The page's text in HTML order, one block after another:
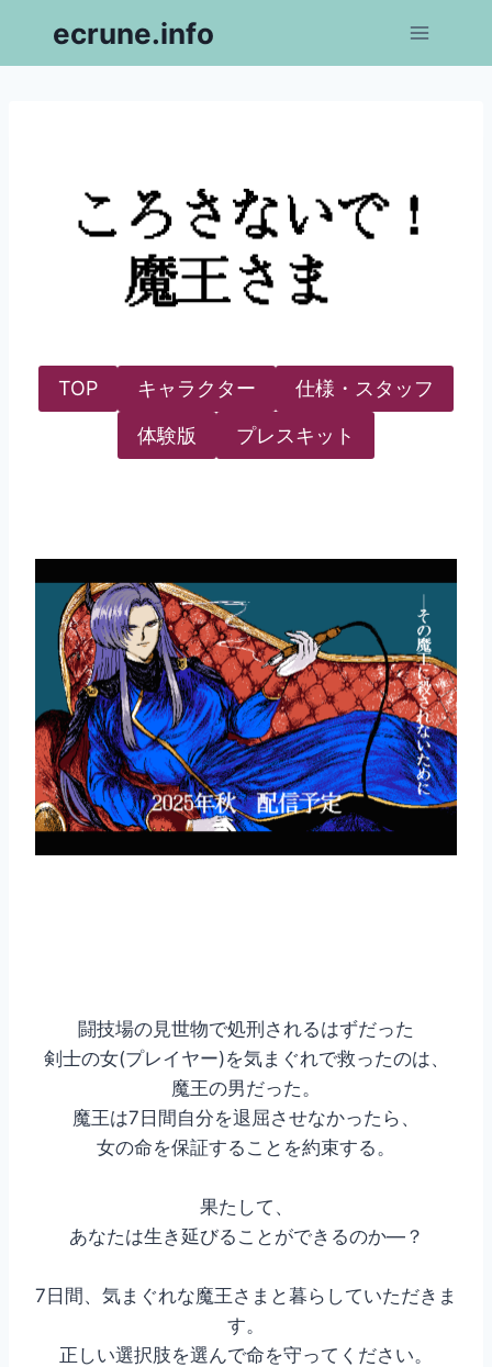
を
ecrune.info
TOP キャラクター 仕様・スタッフ
体験版 プレスキット
闘技場の見世物で処刑されるはずだった
剣士の女(プレイヤー)を気まぐれで救ったのは、
魔王の男だった。
魔王は7日間自分を退屈させなかったら、
女の命を保証することを約束する。
果たして、
あなたは生き延びることができるのか―？
7日間、気まぐれな魔王さまと暮らしていただきま
す。
正しい選択肢を選んで命を守ってください。